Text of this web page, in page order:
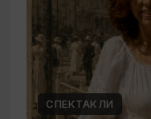
СПЕКТАКЛИ